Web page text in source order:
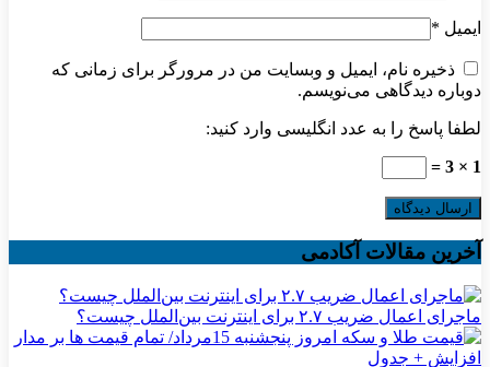
ایمیل *
ذخیره نام، ایمیل و وبسایت من در مرورگر برای زمانی که
دوباره دیدگاهی می‌نویسم.
لطفا پاسخ را به عدد انگلیسی وارد کنید:
1 × 3 =
آخرین مقالات آکادمی
ماجرای اعمال ضریب ۲.۷ برای اینترنت بین‌الملل چیست؟